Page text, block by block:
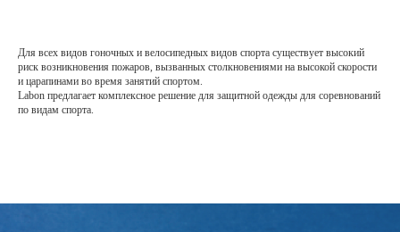
Для всех видов гоночных и велосипедных видов спорта существует высокий
риск возникновения пожаров, вызванных столкновениями на высокой скорости
и царапинами во время занятий спортом.
Labon предлагает комплексное решение для защитной одежды для соревнований
по видам спорта.
• Мягкая текстура, впитывающая влагу.
• Превосходная теплозащита и термостойкость.